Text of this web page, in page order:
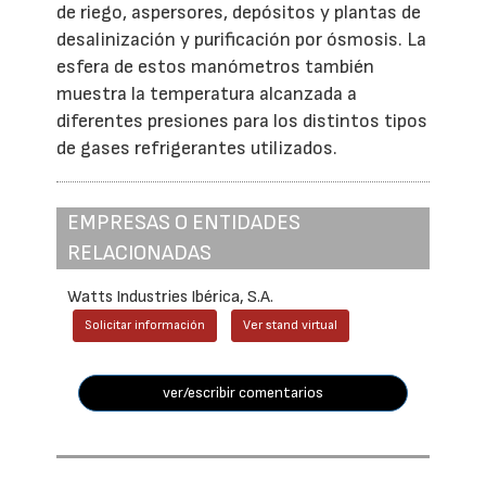
de riego, aspersores, depósitos y plantas de
desalinización y purificación por ósmosis. La
esfera de estos manómetros también
muestra la temperatura alcanzada a
diferentes presiones para los distintos tipos
de gases refrigerantes utilizados.
EMPRESAS O ENTIDADES
RELACIONADAS
Watts Industries Ibérica, S.A.
Solicitar información Ver stand virtual
ver/escribir comentarios